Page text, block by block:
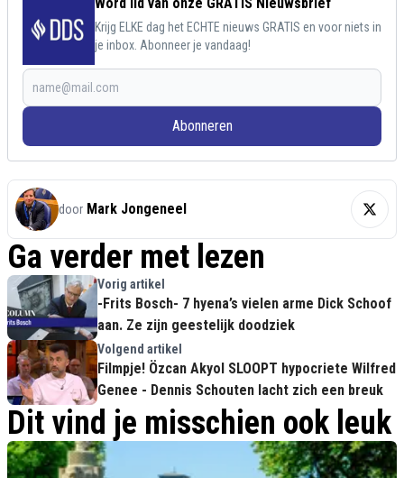
Word lid van onze GRATIS Nieuwsbrief
Krijg ELKE dag het ECHTE nieuws GRATIS en voor niets in
je inbox. Abonneer je vandaag!
Abonneren
door Mark Jongeneel
Ga verder met lezen
Vorig artikel
-Frits Bosch- 7 hyena’s vielen arme Dick Schoof
aan. Ze zijn geestelijk doodziek
Volgend artikel
Filmpje! Özcan Akyol SLOOPT hypocriete Wilfred
Genee - Dennis Schouten lacht zich een breuk
Dit vind je misschien ook leuk